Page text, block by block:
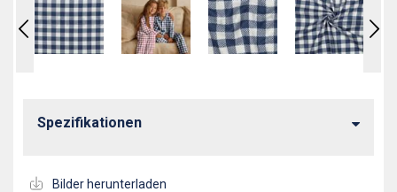
Spezifikationen
Bilder herunterladen